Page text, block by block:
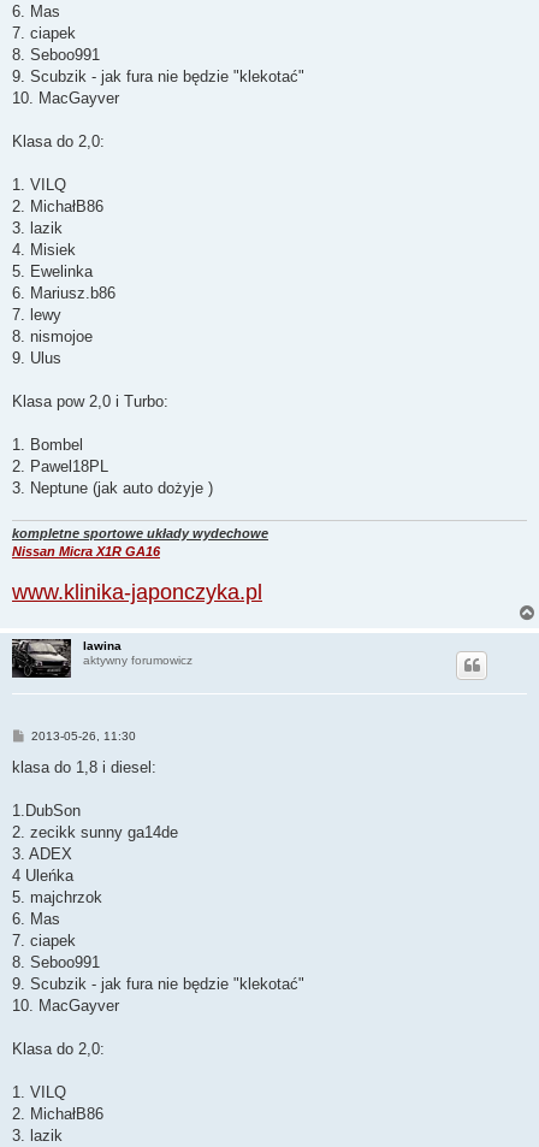
6. Mas
7. ciapek
8. Seboo991
9. Scubzik - jak fura nie będzie "klekotać"
10. MacGayver
Klasa do 2,0:
1. VILQ
2. MichałB86
3. lazik
4. Misiek
5. Ewelinka
6. Mariusz.b86
7. lewy
8. nismojoe
9. Ulus
Klasa pow 2,0 i Turbo:
1. Bombel
2. Pawel18PL
3. Neptune (jak auto dożyje )
kompletne sportowe układy wydechowe
Nissan Micra X1R GA16
www.klinika-japonczyka.pl
lawina
aktywny forumowicz
P
s
2013-05-26, 11:30
klasa do 1,8 i diesel:
1.DubSon
2. zecikk sunny ga14de
3. ADEX
4 Uleńka
5. majchrzok
6. Mas
7. ciapek
8. Seboo991
9. Scubzik - jak fura nie będzie "klekotać"
10. MacGayver
Klasa do 2,0:
1. VILQ
2. MichałB86
3. lazik